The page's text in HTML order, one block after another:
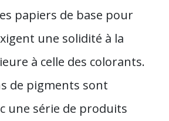
papiers de base pour
une solidité à la
à celle des colorants.
de pigments sont
une série de produits